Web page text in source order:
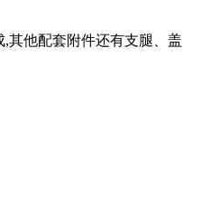
其他配套附件还有支腿、盖